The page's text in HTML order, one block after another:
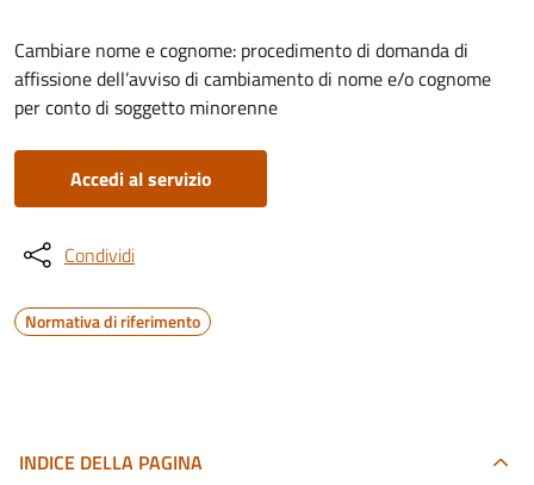
Cambiare nome e cognome: procedimento di domanda di
affissione dell’avviso di cambiamento di nome e/o cognome
per conto di soggetto minorenne
Accedi al servizio
Condividi
Normativa di riferimento
INDICE DELLA PAGINA